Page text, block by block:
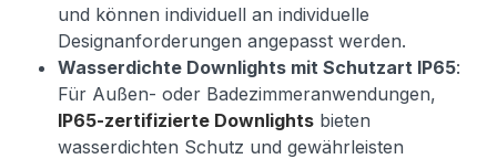
und können individuell an individuelle
Designanforderungen angepasst werden.
Wasserdichte Downlights mit Schutzart IP65:
Für Außen- oder Badezimmeranwendungen,
IP65-zertifizierte Downlights bieten
wasserdichten Schutz und gewährleisten